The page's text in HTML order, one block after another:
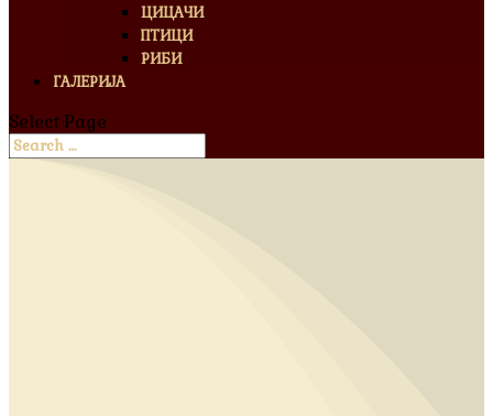
ЦИЦАЧИ
ПТИЦИ
РИБИ
ГАЛЕРИЈА
Select Page